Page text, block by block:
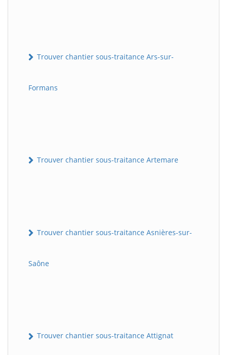
Trouver chantier sous-traitance Ars-sur-
Formans
Trouver chantier sous-traitance Artemare
Trouver chantier sous-traitance Asnières-sur-
Saône
Trouver chantier sous-traitance Attignat